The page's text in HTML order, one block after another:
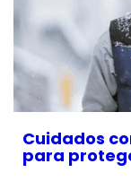
Cuidados
para